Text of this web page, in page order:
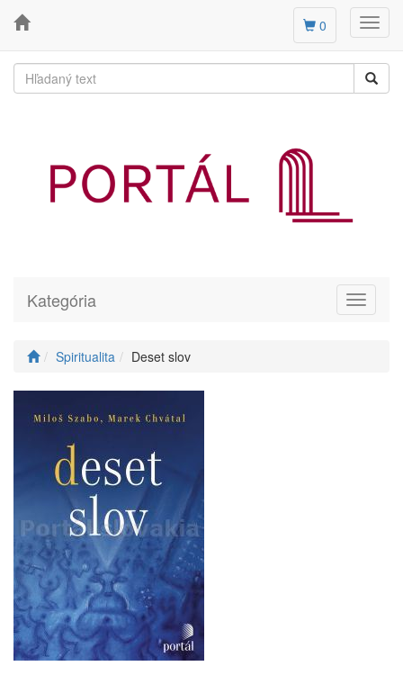
0
Toggle
Kategória
Spiritualita Deset slov